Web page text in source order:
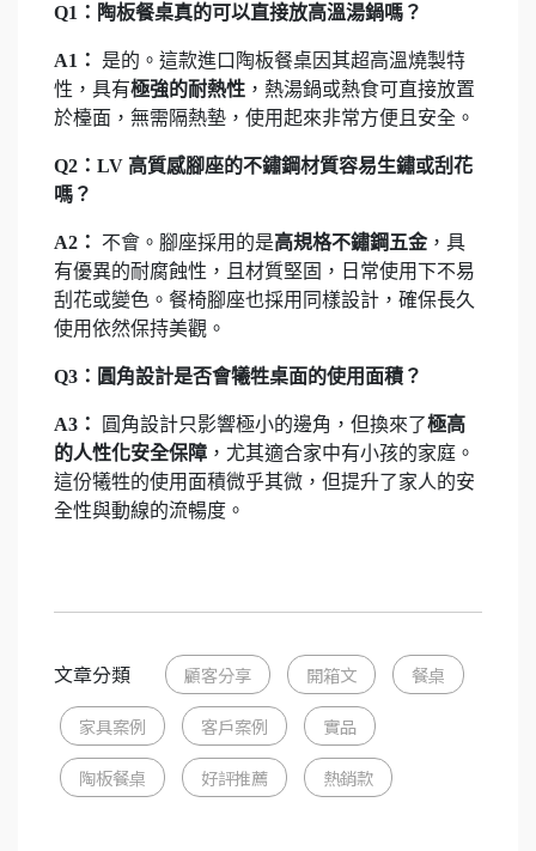
Q1：陶板餐桌真的可以直接放高溫湯鍋嗎？
A1：
是的。這款進口陶板餐桌因其超高溫燒製特
性，具有極強的耐熱性 ，熱湯鍋或熱食可直接放置
於檯面，無需隔熱墊，使用起來非常方便且安全。
Q2：LV 高質感腳座的不鏽鋼材質容易生鏽或刮花
嗎？
A2： 不會。腳座採用的是高規格不鏽鋼五金，具
有優異的耐腐蝕性，且材質堅固，日常使用下不易
刮花或變色。餐椅腳座也採用同樣設計，確保長久
使用依然保持美觀。
Q3：圓角設計是否會犧牲桌面的使用面積？
A3： 圓角設計只影響極小的邊角，但換來了極高
的人性化安全保障 ，尤其適合家中有小孩的家庭。
這份犧牲的使用面積微乎其微，但提升了家人的安
全性與動線的流暢度。
文章分類 顧客分享 開箱文 餐桌
家具案例 客戶案例 實品
陶板餐桌 好評推薦 熱銷款